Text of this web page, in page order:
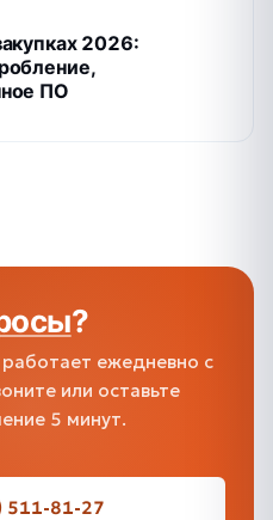
2026:
ПО
?
ежедневно с
или оставьте
5 минут.
511-81-27